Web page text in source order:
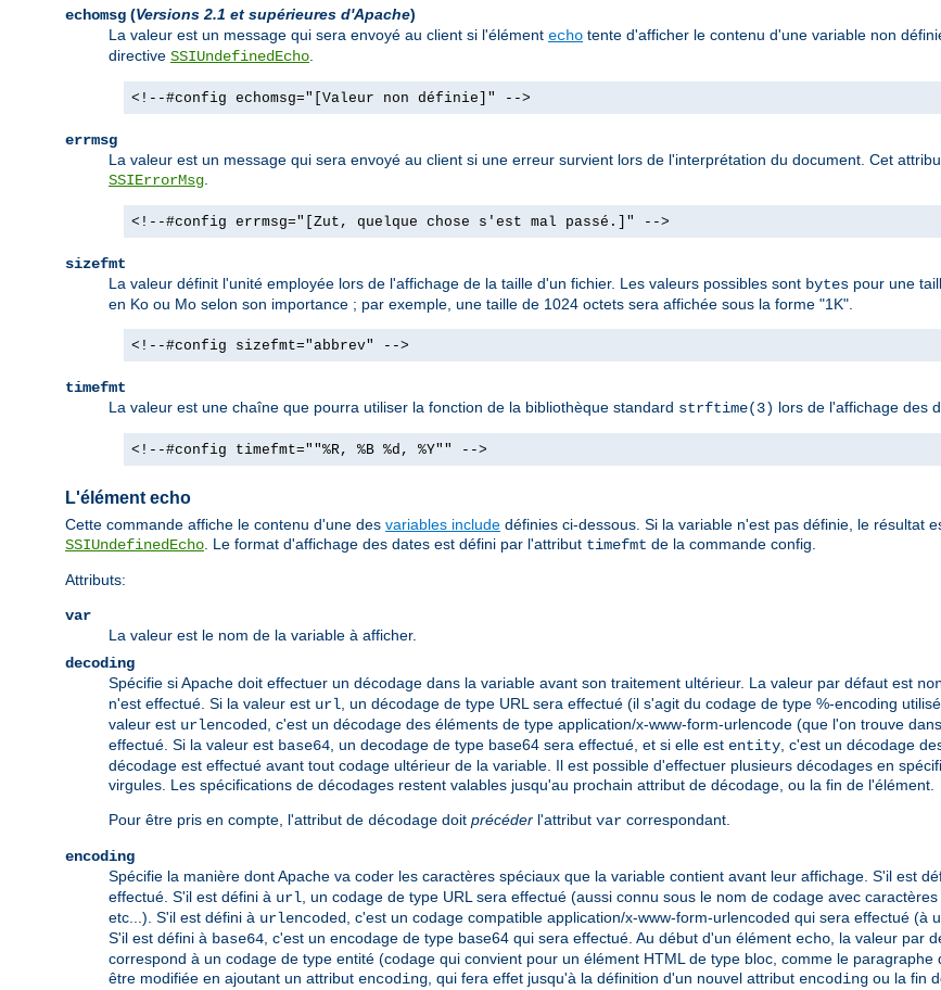
echomsg (Versions 2.1 et supérieures d'Apache)
La valeur est un message qui sera envoyé au client si l'élément echo tente d'afficher le contenu d'une variable non
directive SSIUndefinedEcho
<!--#config echomsg="[Valeur non définie]" -->
errmsg
La valeur est un message qui sera envoyé au client si une erreur survient lors de l'interprétation du document. Cet
SSIErrorMsg
<!--#config errmsg="[Zut, quelque chose s'est mal passé.]" -->
sizefmt
La valeur définit l'unité employée lors de l'affichage de la taille d'un fichier. Les valeurs possibles sont bytes pour une
en Ko ou Mo selon son importance ; par exemple, une taille de 1024 octets sera affichée sous la forme "1K".
<!--#config sizefmt="abbrev" -->
timefmt
La valeur est une chaîne que pourra utiliser la fonction de la bibliothèque standard strftime(3) lors de l'affichage des
<!--#config timefmt=""%R, %B %d, %Y"" -->
L'élément echo
Cette commande affiche le contenu d'une des variables include définies ci-dessous. Si la variable n'est pas définie, le résultat
SSIUndefinedEcho . Le format d'affichage des dates est défini par l'attribut timefmt de la commande config.
Attributs:
var
La valeur est le nom de la variable à afficher.
decoding
Spécifie si Apache doit effectuer un décodage dans la variable avant son traitement ultérieur. La valeur par défaut est
n'est effectué. Si la valeur est url , un décodage de type URL sera effectué (il s'agit du codage de type %-encoding
valeur est urlencoded
, c'est un décodage des éléments de type application/x-www-form-urlencode (que l'on trouve
effectué. Si la valeur est base64 , un decodage de type base64 sera effectué, et si elle est entity , c'est un décodage
décodage est effectué avant tout codage ultérieur de la variable. Il est possible d'effectuer plusieurs décodages en
virgules. Les spécifications de décodages restent valables jusqu'au prochain attribut de décodage, ou la fin de l'élément.
Pour être pris en compte, l'attribut de décodage doit précéder l'attribut var correspondant.
encoding
Spécifie la manière dont Apache va coder les caractères spéciaux que la variable contient avant leur affichage. S'il est
effectué. S'il est défini à url , un codage de type URL sera effectué (aussi connu sous le nom de codage avec
etc...). S'il est défini à urlencoded
, c'est un codage compatible application/x-www-form-urlencoded qui sera effectué (à
S'il est défini à base64 , c'est un encodage de type base64 qui sera effectué. Au début d'un élément echo , la valeur par
correspond à un codage de type entité (codage qui convient pour un élément HTML de type bloc, comme le
être modifiée en ajoutant un attribut encoding , qui fera effet jusqu'à la définition d'un nouvel attribut encoding ou la fin